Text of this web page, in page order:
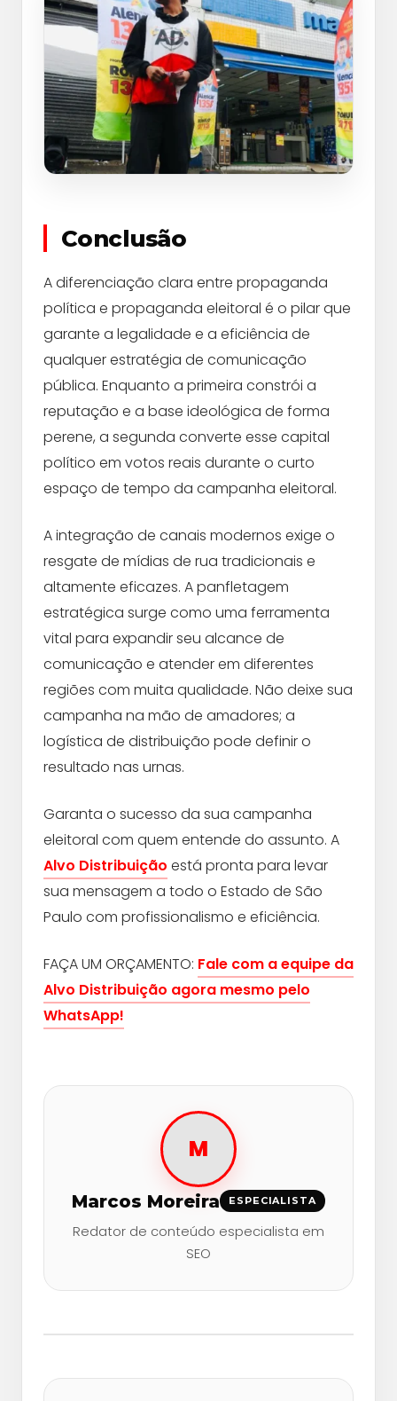
Conclusão
A diferenciação clara entre propaganda
política e propaganda eleitoral é o pilar que
garante a legalidade e a eficiência de
qualquer estratégia de comunicação
pública. Enquanto a primeira constrói a
reputação e a base ideológica de forma
perene, a segunda converte esse capital
político em votos reais durante o curto
espaço de tempo da campanha eleitoral.
A integração de canais modernos exige o
resgate de mídias de rua tradicionais e
altamente eficazes. A panfletagem
estratégica surge como uma ferramenta
vital para expandir seu alcance de
comunicação e atender em diferentes
regiões com muita qualidade. Não deixe sua
campanha na mão de amadores; a
logística de distribuição pode definir o
resultado nas urnas.
Garanta o sucesso da sua campanha
eleitoral com quem entende do assunto. A
Alvo Distribuição está pronta para levar
sua mensagem a todo o Estado de São
Paulo com profissionalismo e eficiência.
FAÇA UM ORÇAMENTO: Fale com a equipe da
Alvo Distribuição agora mesmo pelo
WhatsApp!
M
Marcos Moreira ESPECIALISTA
Redator de conteúdo especialista em
SEO